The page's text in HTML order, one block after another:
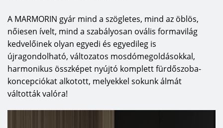
A MARMORIN gyár mind a szögletes, mind az öblös,
nőiesen ívelt, mind a szabályosan ovális formavilág
kedvelőinek olyan egyedi és egyedileg is
újragondolható, változatos mosdómegoldásokkal,
harmonikus összképet nyújtó komplett fürdőszoba-
koncepciókat alkotott, melyekkel sokunk álmát
váltották valóra!